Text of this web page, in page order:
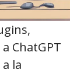
ChatGPT
la